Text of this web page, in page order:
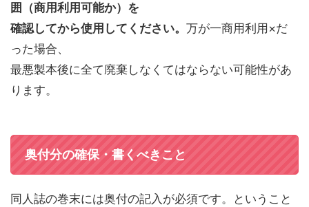
囲（商用利用可能か）を
確認してから使用してください。 万が一商用利用×だ
った場合、
最悪製本後に全て廃棄しなくてはならない可能性があ
ります。
奥付分の確保・書くべきこと
同人誌の巻末には奥付の記入が必須です。ということ